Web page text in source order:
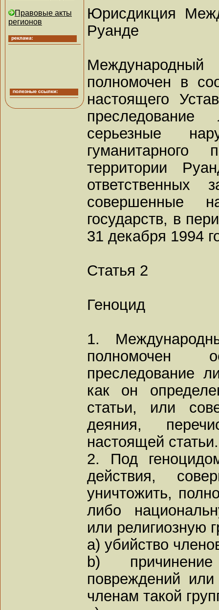
Правовые акты
регионов
Юрисдикция
Руанде
полномочен в
настоящего
серьезные
территории
ответственных
совершенные
государств, в
31 декабря 1994
Статья 2
Геноцид
1.
полномочен
преследование
как он
статьи, или
деяния,
настоящей статьи.
2. Под
действия,
уничтожить,
либо
или религиозную
a) убийство
b)
повреждений или
членам такой